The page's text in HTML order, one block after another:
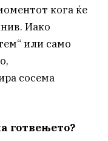
кога ќе
Иако
или само
сосема
готвењето?